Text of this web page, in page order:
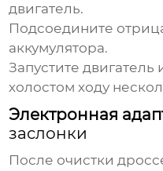
двигатель.
Подсоедините
аккумулятора.
Запустите двигатель
холостом ходу
Электронная
заслонки
После очистки